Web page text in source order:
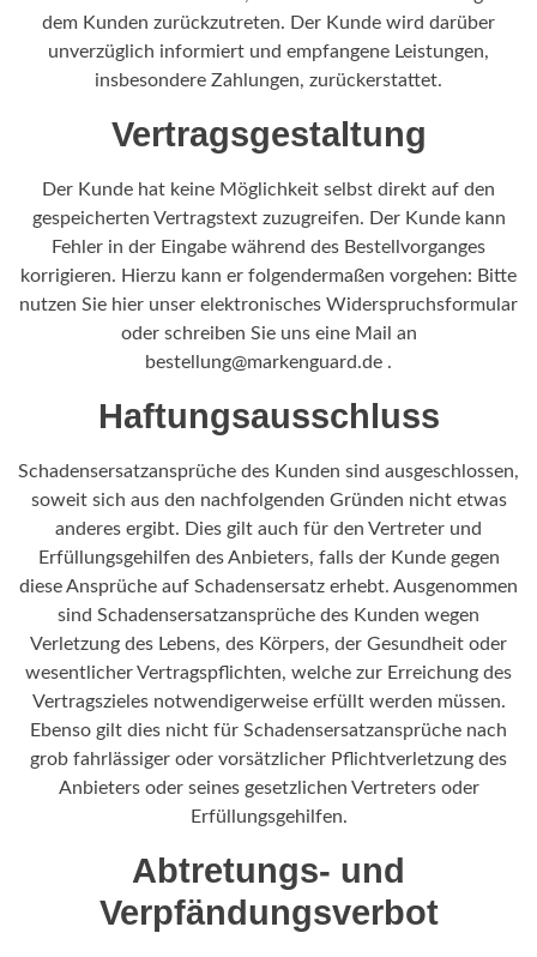
dem Kunden zurückzutreten. Der Kunde wird darüber
unverzüglich informiert und empfangene Leistungen,
insbesondere Zahlungen, zurückerstattet.
Vertragsgestaltung
Der Kunde hat keine Möglichkeit selbst direkt auf den
gespeicherten Vertragstext zuzugreifen. Der Kunde kann
Fehler in der Eingabe während des Bestellvorganges
korrigieren. Hierzu kann er folgendermaßen vorgehen: Bitte
nutzen Sie hier unser elektronisches Widerspruchsformular
oder schreiben Sie uns eine Mail an
bestellung@markenguard.de .
Haftungsausschluss
Schadensersatzansprüche des Kunden sind ausgeschlossen,
soweit sich aus den nachfolgenden Gründen nicht etwas
anderes ergibt. Dies gilt auch für den Vertreter und
Erfüllungsgehilfen des Anbieters, falls der Kunde gegen
diese Ansprüche auf Schadensersatz erhebt. Ausgenommen
sind Schadensersatzansprüche des Kunden wegen
Verletzung des Lebens, des Körpers, der Gesundheit oder
wesentlicher Vertragspflichten, welche zur Erreichung des
Vertragszieles notwendigerweise erfüllt werden müssen.
Ebenso gilt dies nicht für Schadensersatzansprüche nach
grob fahrlässiger oder vorsätzlicher Pflichtverletzung des
Anbieters oder seines gesetzlichen Vertreters oder
Erfüllungsgehilfen.
Abtretungs- und
Verpfändungsverbot